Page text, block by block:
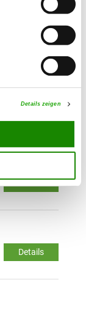
Details zeigen
Details
Details
Details